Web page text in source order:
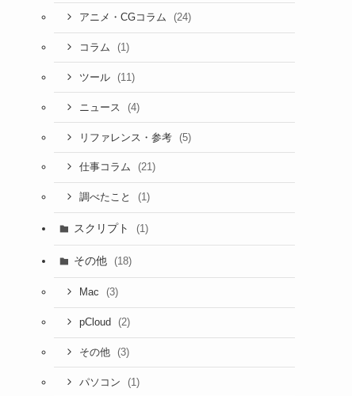
アニメ・CGコラム (24)
コラム (1)
ツール (11)
ニュース (4)
リファレンス・参考 (5)
仕事コラム (21)
調べたこと (1)
スクリプト (1)
その他 (18)
Mac (3)
pCloud (2)
その他 (3)
パソコン (1)